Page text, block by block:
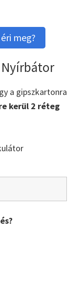
meg?
Nyírbátor
a gipszkartonra
kerül 2 réteg